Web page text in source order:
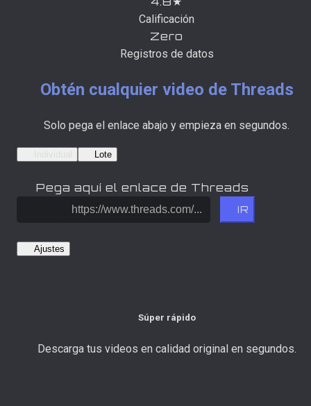
Calificación
Zero
Registros de datos
Obtén cualquier video de Threads
Solo pega el enlace abajo y empieza en segundos.
Lote
Pega aquí el enlace de Threads
IR
Ajustes
Súper rápido
Descarga tus videos en calidad original en segundos.